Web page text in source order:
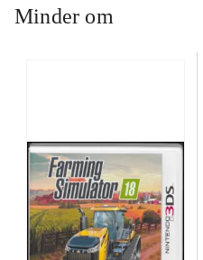
Minder om